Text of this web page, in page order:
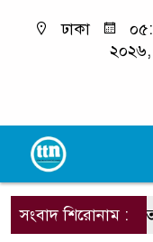
ঢাকা
২০২৬,
সংবাদ শিরোনাম :
কথিত ছোটন